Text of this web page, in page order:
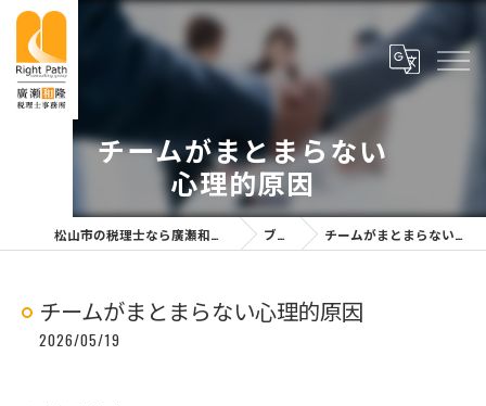
チームがまとまらない
心理的原因
松山市の税理士なら廣瀬和隆税理士事務所 ブログ チームがまとまらない心理的原因
チームがまとまらない心理的原因
2026/05/19